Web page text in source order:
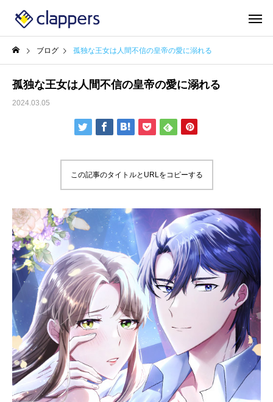
ブログ 孤独な王女は人間不信の皇帝の愛に溺れる
孤独な王女は人間不信の皇帝の愛に溺れる
2024.03.05
この記事のタイトルとURLをコピーする